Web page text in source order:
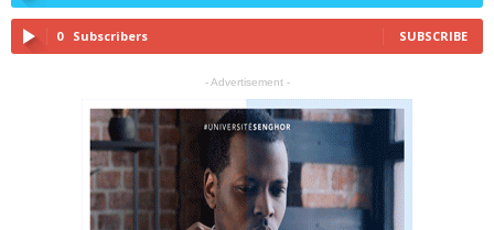
0 Subscribers SUBSCRIBE
- Advertisement -